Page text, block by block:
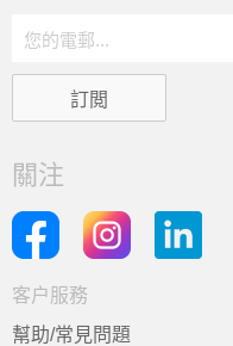
關注
客户服務
幫助/常見問題